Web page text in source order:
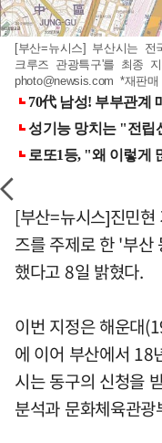
[부산=뉴시스] 부산시는
크루즈 관광특구'를 최종
photo@newsis.com *재판
[부산=뉴시스]진민
즈를 주제로 한 '부산
했다고 8일 밝혔다.
이번 지정은 해운대
에 이어 부산에서 18
시는 동구의 신청을
분석과 문화체육관